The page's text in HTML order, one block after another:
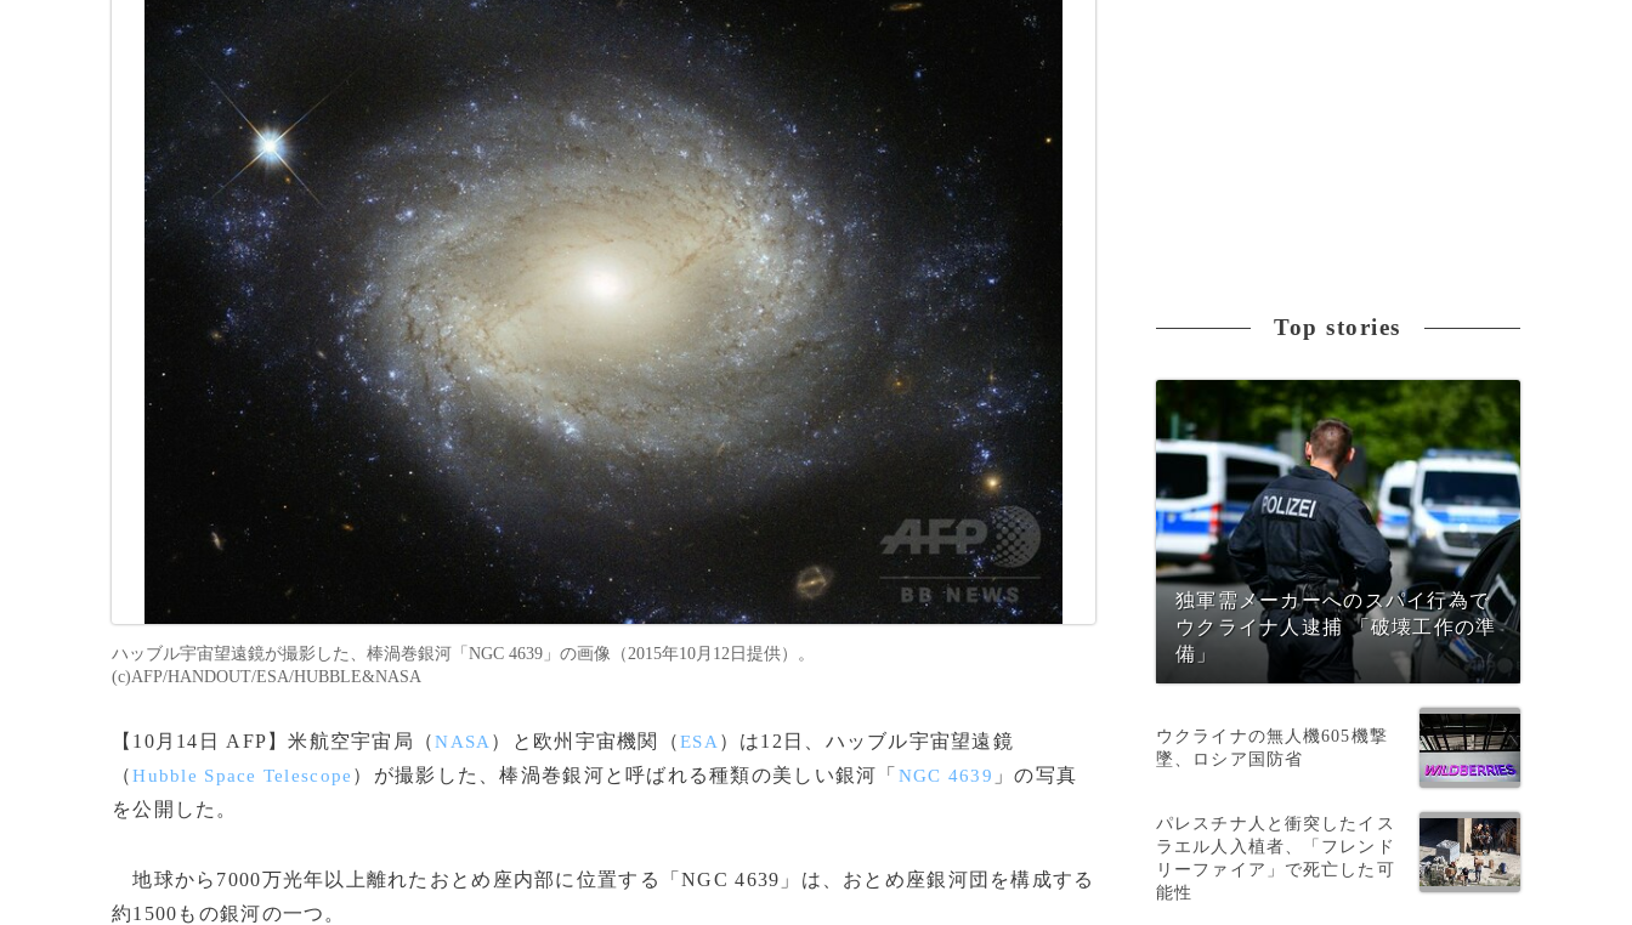
ハッブル宇宙望遠鏡が撮影した、棒渦巻銀河「NGC 4639」の画像（2015年10月12日提供）。
(c)AFP/HANDOUT/ESA/HUBBLE&NASA
【10月14日 AFP】米航空宇宙局（NASA ）と欧州宇宙機関（ESA ）は12日、ハッブル宇宙望遠鏡
（Hubble Space Telescope ）が撮影した、棒渦巻銀河と呼ばれる種類の美しい銀河「 NGC 4639 」の写真
を公開した。
地球から7000万光年以上離れたおとめ座内部に位置する「NGC 4639」は、おとめ座銀河団を構成する
約1500もの銀河の一つ。
Top stories
独軍需メーカーへのスパイ行為で
ウクライナ人逮捕 「破壊工作の準
備」
ウクライナの無人機605機撃
墜、ロシア国防省
パレスチナ人と衝突したイス
ラエル人入植者、「フレンド
リーファイア」で死亡した可
能性